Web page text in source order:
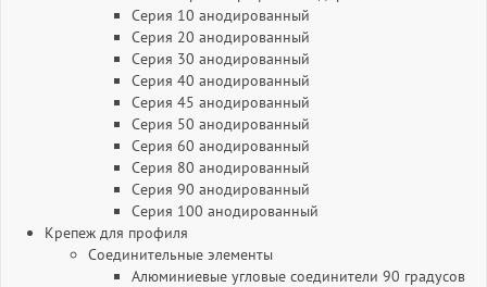
Серия 10 анодированный
Серия 20 анодированный
Серия 30 анодированный
Серия 40 анодированный
Серия 45 анодированный
Серия 50 анодированный
Серия 60 анодированный
Серия 80 анодированный
Серия 90 анодированный
Серия 100 анодированный
Крепеж для профиля
Соединительные элементы
Алюминиевые угловые соединители 90 градусов